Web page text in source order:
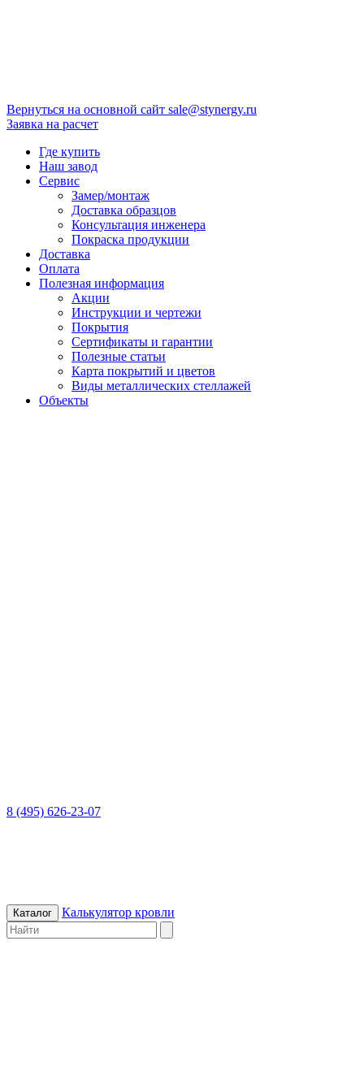
Вернуться на основной сайт sale@stynergy.ru
Заявка на расчет
Где купить
Наш завод
Сервис
Замер/монтаж
Доставка образцов
Консультация инженера
Покраска продукции
Доставка
Оплата
Полезная информация
Акции
Инструкции и чертежи
Покрытия
Сертификаты и гарантии
Полезные статьи
Карта покрытий и цветов
Виды металлических стеллажей
Объекты
8 (495) 626-23-07
Каталог Калькулятор кровли